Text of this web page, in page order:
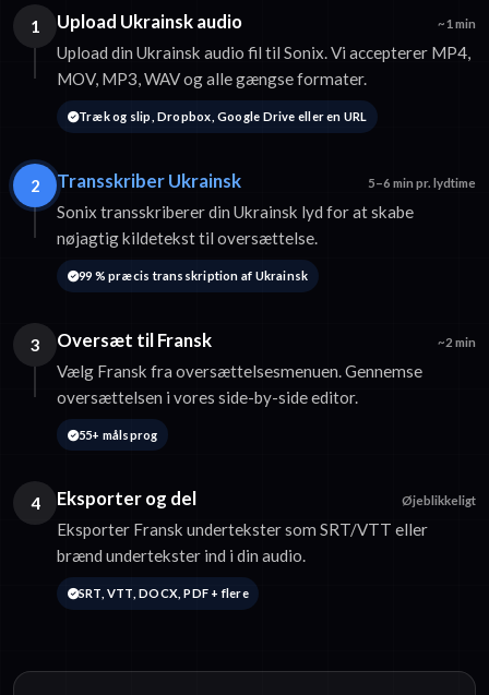
1 Upload Ukrainsk audio ~1 min
Upload din Ukrainsk audio fil til Sonix. Vi accepterer MP4,
MOV, MP3, WAV og alle gængse formater.
Træk og slip, Dropbox, Google Drive eller en URL
2 Transskriber Ukrainsk 5–6 min pr. lydtime
Sonix transskriberer din Ukrainsk lyd for at skabe
nøjagtig kildetekst til oversættelse.
99 % præcis transskription af Ukrainsk
3 Oversæt til Fransk ~2 min
Vælg Fransk fra oversættelsesmenuen. Gennemse
oversættelsen i vores side-by-side editor.
55+ målsprog
4 Eksporter og del Øjeblikkeligt
Eksporter Fransk undertekster som SRT/VTT eller
brænd undertekster ind i din audio.
SRT, VTT, DOCX, PDF + flere